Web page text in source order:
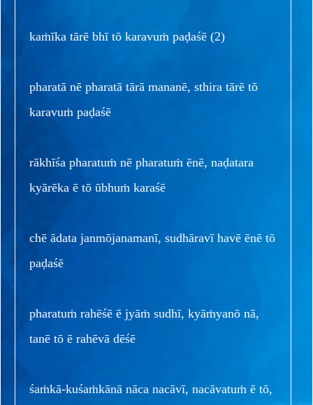
kaṁīka tārē bhī tō karavuṁ paḍaśē (2)
pharatā nē pharatā tārā mananē, sthira tārē tō
karavuṁ paḍaśē
rākhīśa pharatuṁ nē pharatuṁ ēnē, naḍatara
kyārēka ē tō ūbhuṁ karaśē
chē ādata janmōjanamanī, sudhāravī havē ēnē tō
paḍaśē
pharatuṁ rahēśē ē jyāṁ sudhī, kyāṁyanō nā,
tanē tō ē rahēvā dēśē
śaṁkā-kuśaṁkānā nāca nacāvī, nacāvatuṁ ē tō,